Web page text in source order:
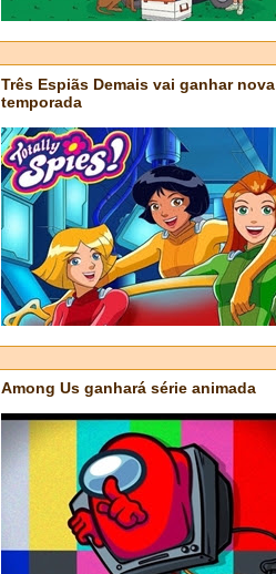
Três Espiãs Demais vai ganhar nova
temporada
Among Us ganhará série animada